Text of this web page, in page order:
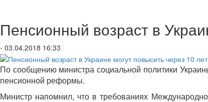
Пенсионный возраст в
- 03.04.2018 16:33
По сообщению министра социальной политики
пенсионной реформы.
Министр напомнил, что в требованиях